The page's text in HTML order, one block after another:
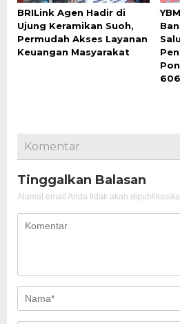
BRILink Agen Hadir di
Ujung Keramikan Suoh,
Permudah Akses Layanan
Keuangan Masyarakat
606
Komentar
Tinggalkan Balasan
Alamat email Anda tidak akan